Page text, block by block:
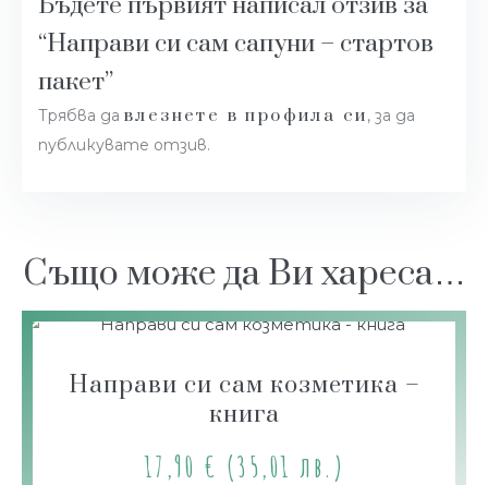
“Направи си сам сапуни – стартов
пакет”
Трябва да влезнете в профила си, за да
публикувате отзив.
Също може да Ви хареса…
Направи си сам козметика –
книга
17,90 € (35,01 лв.)